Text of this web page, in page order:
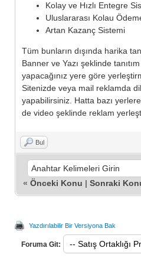
Kolay ve Hızlı Entegre
Uluslararası Kolau
Artan Kazanç Sistemi
Tüm bunların dışında harika
Banner ve Yazı şeklinde
yapacağınız yere göre
Sitenizde veya mail reklamda
yapabilirsiniz. Hatta bazı
de video şeklinde reklam
Bul
« Önceki Konu | Sonraki
Yazdırılabilir Bir Versiyona Bak
Foruma Git: